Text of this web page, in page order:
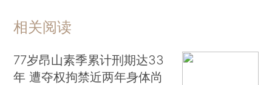
相关阅读
77岁昂山素季累计刑期达33
年 遭夺权拘禁近两年身体尚